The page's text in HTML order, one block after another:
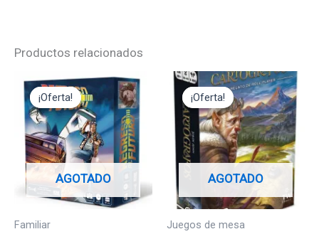
Productos relacionados
¡Oferta!
AGOTADO
¡Oferta!
Familiar
El
precio
original
era:
35,95€.
El
precio
actual
es:
32,35€.
¡Oferta!
AGOTADO
¡Oferta!
Juegos de mesa
precio
original
era:
19,95€.
El
precio
actual
es:
17,95€.